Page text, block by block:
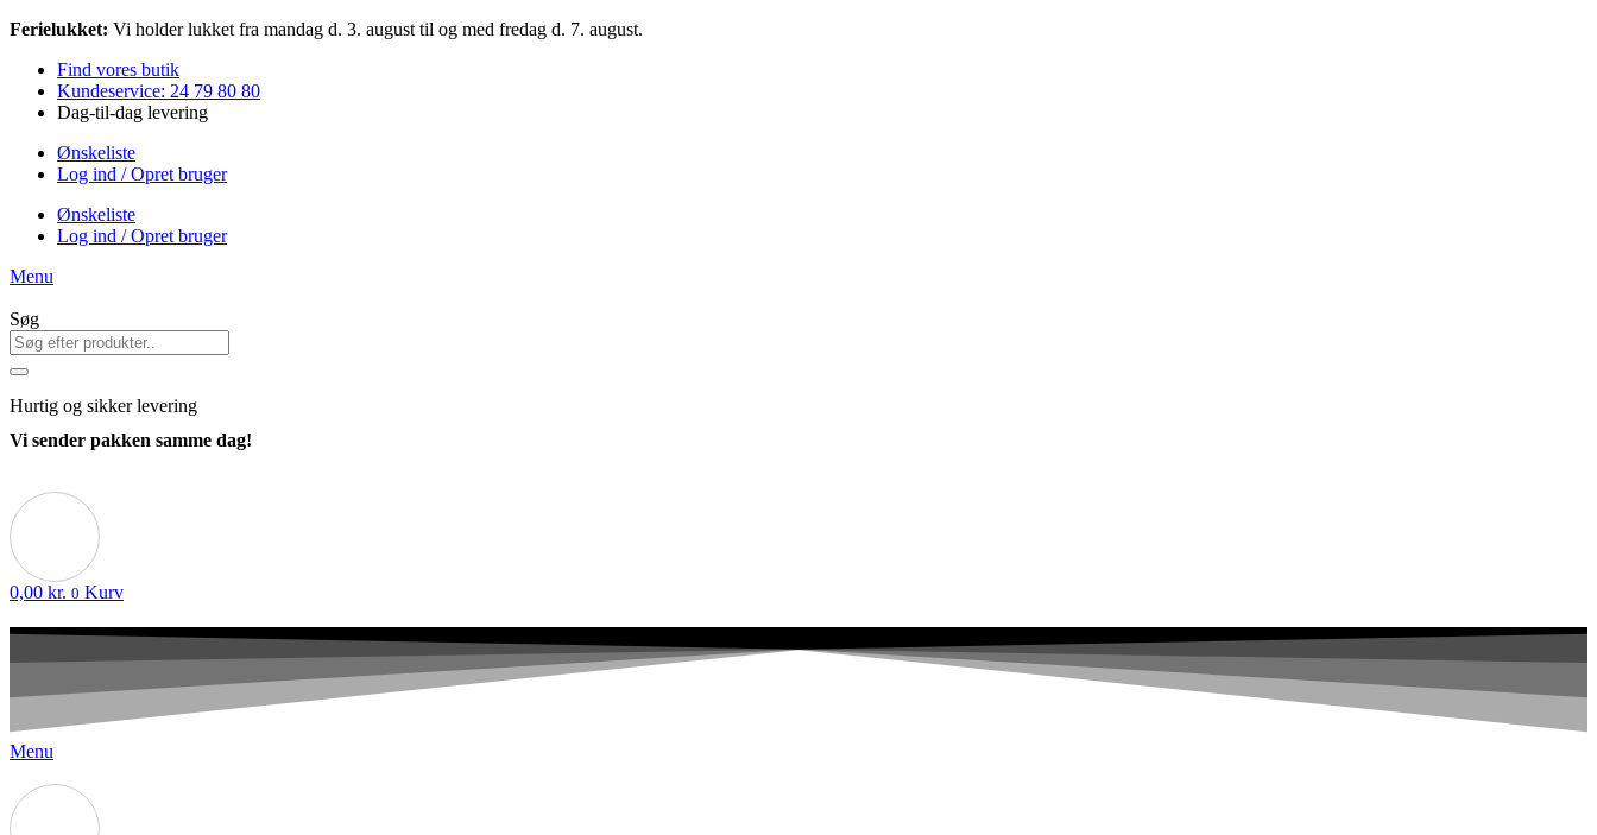
Videre
indhold
Ferielukket: Vi holder lukket fra mandag d. 3. august til og med fredag d. 7. august.
Find vores butik
Kundeservice: 24 79 80 80
Dag-til-dag levering
Ønskeliste
Log ind / Opret bruger
Ønskeliste
Log ind / Opret bruger
Menu
Søg
Hurtig og sikker levering
Vi sender pakken samme dag!
0,00 kr. 0 Kurv
Menu